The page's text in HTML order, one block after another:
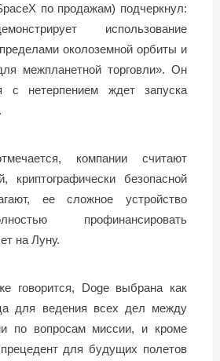
по продажам) подчеркнул:
использование
околоземной орбиты и
межпланетной торговли». Он
с нетерпением ждет запуска
компании считают
криптографически безопасной
ее сложное устройство
профинансировать
на Луну.
говорится, Doge выбрана как
для ведения всех дел между
по вопросам миссии, и кроме
для будущих полетов